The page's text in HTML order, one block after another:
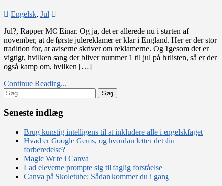
Engelsk, Jul
du
godeste,
er
det
allerede….
Jul?, Rapper MC Einar. Og ja, det er allerede nu i starten af
november, at de første julereklamer er klar i England. Her er der stor
tradition for, at aviserne skriver om reklamerne. Og ligesom det er
vigtigt, hvilken sang der bliver nummer 1 til jul på hitlisten, så er der
også kamp om, hvilken […]
Continue Reading...
Søg
efter:
Seneste indlæg
Brug kunstig intelligens til at inkludere alle i engelskfaget
Hvad er Google Gems, og hvordan letter det din
forberedelse?
Magic Write i Canva
Lad eleverne prompte sig til faglig forståelse
Canva på Skoletube: Sådan kommer du i gang